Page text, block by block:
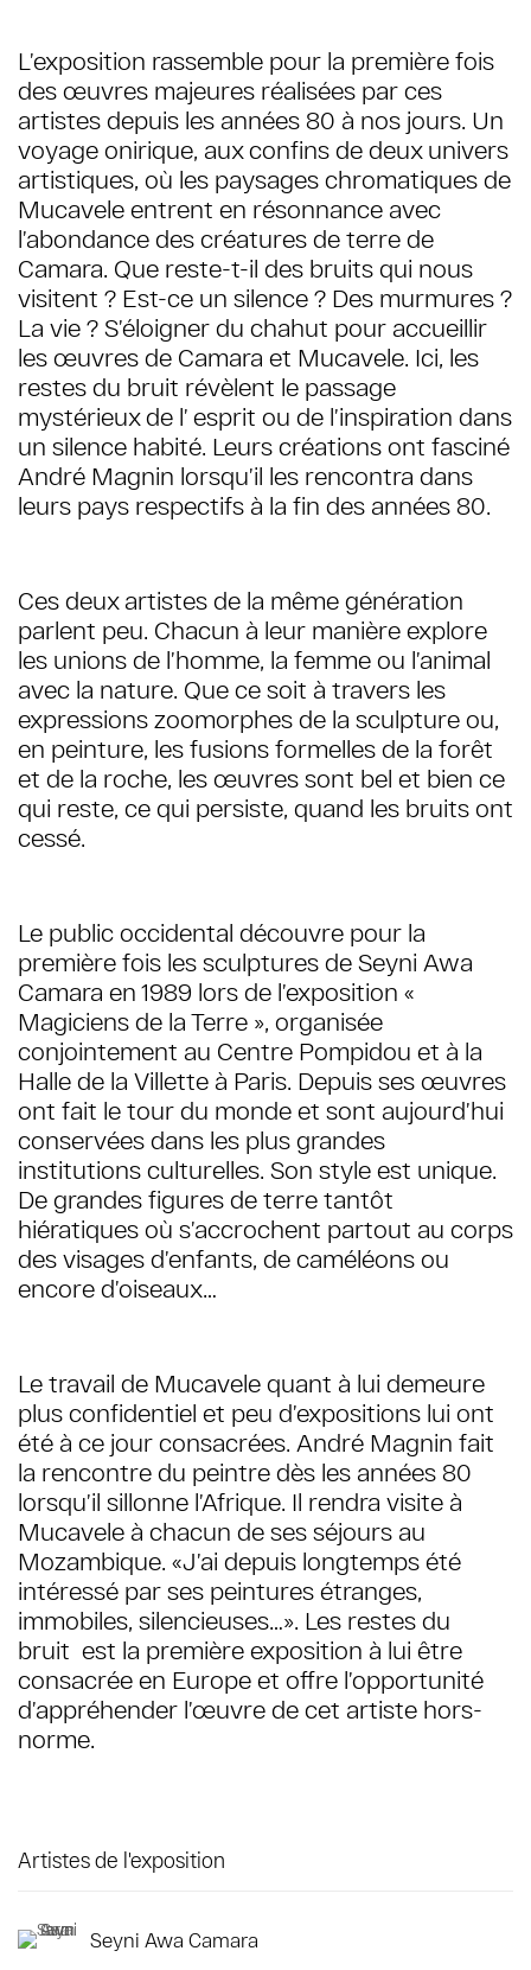
L’exposition rassemble pour la première fois
des œuvres majeures réalisées par ces
artistes depuis les années 80 à nos jours. Un
voyage onirique, aux confins de deux univers
artistiques, où les paysages chromatiques de
Mucavele entrent en résonnance avec
l’abondance des créatures de terre de
Camara. Que reste-t-il des bruits qui nous
visitent ? Est-ce un silence ? Des murmures ?
La vie ? S’éloigner du chahut pour accueillir
les œuvres de Camara et Mucavele. Ici, les
restes du bruit révèlent le passage
mystérieux de l’ esprit ou de l’inspiration dans
un silence habité. Leurs créations ont fasciné
André Magnin lorsqu’il les rencontra dans
leurs pays respectifs à la fin des années 80.
Ces deux artistes de la même génération
parlent peu. Chacun à leur manière explore
les unions de l’homme, la femme ou l’animal
avec la nature. Que ce soit à travers les
expressions zoomorphes de la sculpture ou,
en peinture, les fusions formelles de la forêt
et de la roche, les œuvres sont bel et bien ce
qui reste, ce qui persiste, quand les bruits ont
cessé.
Le public occidental découvre pour la
première fois les sculptures de Seyni Awa
Camara en 1989 lors de l’exposition «
Magiciens de la Terre », organisée
conjointement au Centre Pompidou et à la
Halle de la Villette à Paris. Depuis ses œuvres
ont fait le tour du monde et sont aujourd’hui
conservées dans les plus grandes
institutions culturelles. Son style est unique.
De grandes figures de terre tantôt
hiératiques où s’accrochent partout au corps
des visages d’enfants, de caméléons ou
encore d’oiseaux…
Le travail de Mucavele quant à lui demeure
plus confidentiel et peu d’expositions lui ont
été à ce jour consacrées. André Magnin fait
la rencontre du peintre dès les années 80
lorsqu’il sillonne l’Afrique. Il rendra visite à
Mucavele à chacun de ses séjours au
Mozambique. «J’ai depuis longtemps été
intéressé par ses peintures étranges,
immobiles, silencieuses…». Les restes du
bruit est la première exposition à lui être
consacrée en Europe et offre l’opportunité
d’appréhender l’œuvre de cet artiste hors-
norme.
Artistes de l'exposition
Seyni Awa Camara